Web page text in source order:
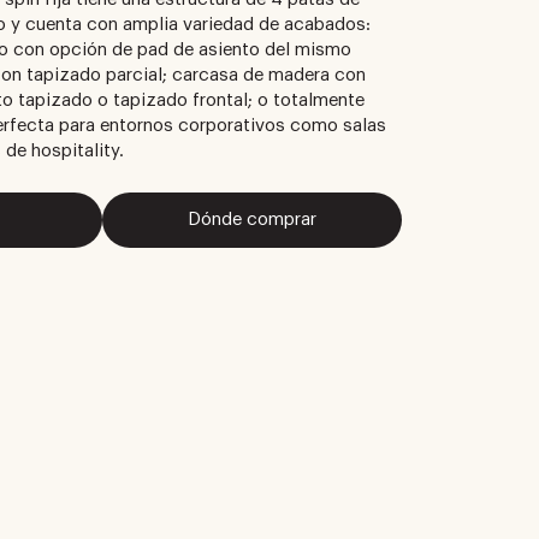
y cuenta con amplia variedad de acabados:
con opción de pad de asiento del mismo
tapizado parcial; carcasa de madera con
tapizado o tapizado frontal; o totalmente
para entornos corporativos como salas
de hospitality.
Dónde comprar